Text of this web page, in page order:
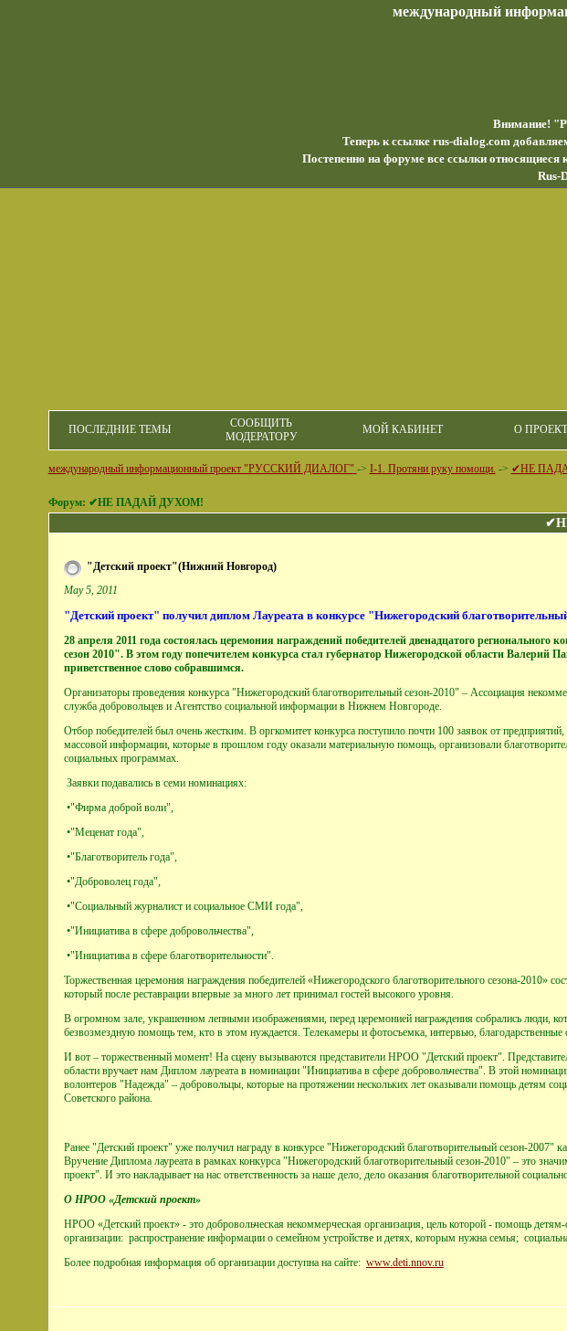
международный
Внимание!
Теперь к ссылке rus-dialog.com
Постепенно на форуме все ссылки относящиеся
Rus-
ПОСЛЕДНИЕ ТЕМЫ
СООБЩИТЬ
МОДЕРАТОРУ
МОЙ КАБИНЕТ О
международный информационный проект "РУССКИЙ ДИАЛОГ" -> I-1. Протяни руку помощи. -> ✔НЕ
Форум: ✔НЕ ПАДАЙ ДУХОМ!
"Детский проект"(Нижний Новгород)
May 5, 2011
"Детский проект" получил диплом Лауреата в конкурсе "Нижегородский
28 апреля 2011 года состоялась церемония награждений победителей двенадцатого
сезон 2010". В этом году попечителем конкурса стал губернатор Нижегородской области Валерий
приветственное слово собравшимся.
Организаторы проведения конкурса "Нижегородский благотворительный сезон-2010" – Ассоциация
служба добровольцев и Агентство социальной информации в Нижнем Новгороде.
Отбор победителей был очень жестким. В оргкомитет конкурса поступило почти 100 заявок от
массовой информации, которые в прошлом году оказали материальную помощь, организовали
социальных программах.
Заявки подавались в семи номинациях:
•"Фирма доброй воли",
•"Меценат года",
•"Благотворитель года",
•"Доброволец года",
•"Социальный журналист и социальное СМИ года",
•"Инициатива в сфере добровольчества",
•"Инициатива в сфере благотворительности".
Торжественная церемония награждения победителей «Нижегородского благотворительного сезона-2010»
который после реставрации впервые за много лет принимал гостей высокого уровня.
В огромном зале, украшенном лепными изображениями, перед церемонией награждения собрались люди,
безвозмездную помощь тем, кто в этом нуждается. Телекамеры и фотосъемка, интервью, благодарственные
И вот – торжественный момент! На сцену вызываются представители НРОО "Детский проект".
области вручает нам Диплом лауреата в номинации "Инициатива в сфере добровольчества". В этой
волонтеров "Надежда" – добровольцы, которые на протяжении нескольких лет оказывали помощь детям
Советского района.
Ранее "Детский проект" уже получил награду в конкурсе "Нижегородский благотворительный сезон-2007"
Вручение Диплома лауреата в рамках конкурса "Нижегородский благотворительный сезон-2010" – это
проект". И это накладывает на нас ответственность за наше дело, дело оказания благотворительной
О НРОО «Детский проект»
НРОО «Детский проект» - это добровольческая некоммерческая организация, цель которой - помощь
организации: распространение информации о семейном устройстве и детях, которым нужна семья;
Более подробная информация об организации доступна на сайте: www.deti.nnov.ru